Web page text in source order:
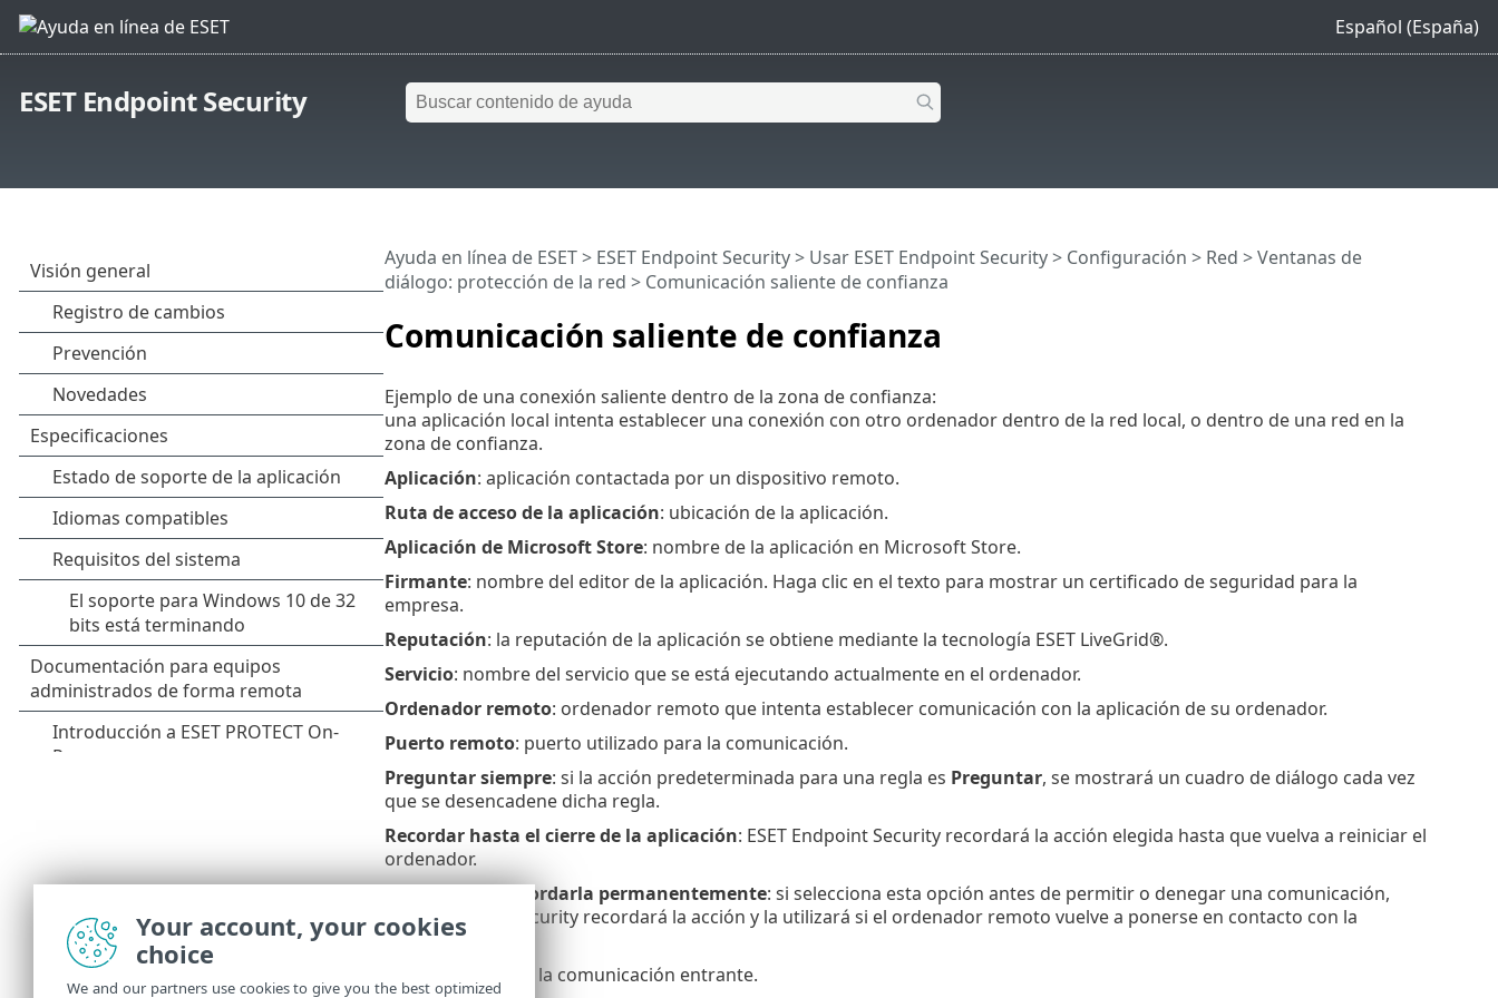
Español (España)
ESET Endpoint Security
Comunicación saliente de confianza
Ayuda en línea de ESET> ESET Endpoint Security> Usar ESET Endpoint Security> Configuración > Red > Ventanas de
diálogo: protección de la red > Comunicación saliente de confianza
Ejemplo de una conexión saliente dentro de la zona de confianza:
una aplicación local intenta establecer una conexión con otro ordenador dentro de la red local, o dentro de una red en la
zona de confianza.
Aplicación: aplicación contactada por un dispositivo remoto.
Ruta de acceso de la aplicación: ubicación de la aplicación.
Aplicación de Microsoft Store: nombre de la aplicación en Microsoft Store.
Firmante: nombre del editor de la aplicación. Haga clic en el texto para mostrar un certificado de seguridad para la
empresa.
Reputación: la reputación de la aplicación se obtiene mediante la tecnología ESET LiveGrid®.
Servicio: nombre del servicio que se está ejecutando actualmente en el ordenador.
Ordenador remoto: ordenador remoto que intenta establecer comunicación con la aplicación de su ordenador.
Puerto remoto: puerto utilizado para la comunicación.
Preguntar siempre: si la acción predeterminada para una regla es Preguntar, se mostrará un cuadro de diálogo cada vez
que se desencadene dicha regla.
Recordar hasta el cierre de la aplicación: ESET Endpoint Security recordará la acción elegida hasta que vuelva a reiniciar el
ordenador.
Crear regla y recordarla permanentemente: si selecciona esta opción antes de permitir o denegar una comunicación,
ESET Endpoint Security recordará la acción y la utilizará si el ordenador remoto vuelve a ponerse en contacto con la
aplicación.
: permite la comunicación entrante.
Your account, your cookies
choice
We and our partners use cookies to give you the best optimized